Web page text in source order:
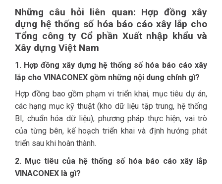
Những câu hỏi liên quan: Hợp đồng xây
dựng hệ thống số hóa báo cáo xây lắp cho
Tổng công ty Cổ phần Xuất nhập khẩu và
Xây dựng Việt Nam
1. Hợp đồng xây dựng hệ thống số hóa báo cáo xây
lắp cho VINACONEX gồm những nội dung chính gì?
Hợp đồng bao gồm phạm vi triển khai, mục tiêu dự án,
các hạng mục kỹ thuật (kho dữ liệu tập trung, hệ thống
BI, chuẩn hóa dữ liệu), phương pháp thực hiện, vai trò
của từng bên, kế hoạch triển khai và định hướng phát
triển sau khi hoàn thành.
2. Mục tiêu của hệ thống số hóa báo cáo xây lắp
VINACONEX là gì?